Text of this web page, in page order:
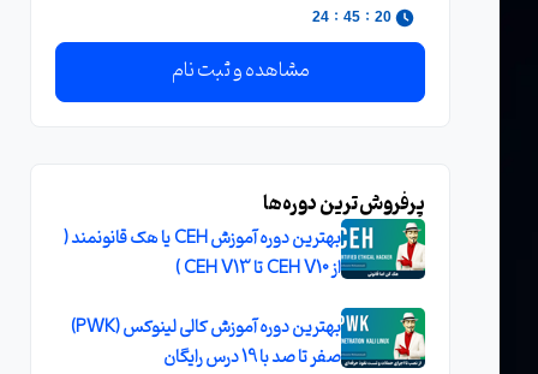
20
:
45
:
23
مشاهده و ثبت نام
پرفروش‌ترین دوره‌ها
بهترین دوره آموزش CEH یا هک قانونمند (
از CEH V10 تا CEH V13 )
بهترین دوره آموزش کالی لینوکس (PWK)
صفر تا صد با 19 درس رایگان